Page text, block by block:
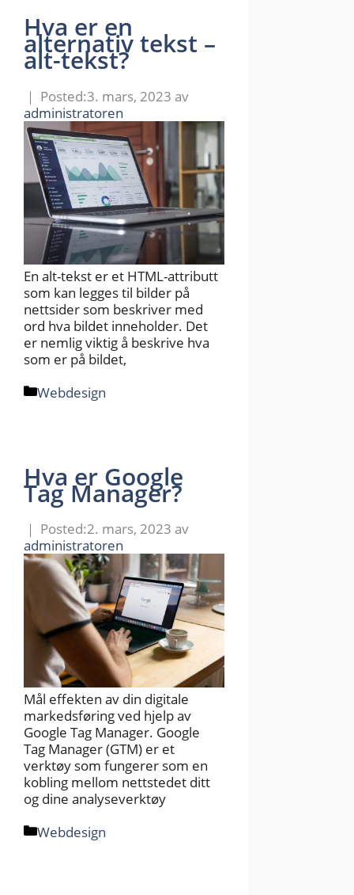
Hva er en
alternativ tekst –
alt-tekst?
3. mars, 2023 av
administratoren
En alt-tekst er et HTML-attributt
som kan legges til bilder på
nettsider som beskriver med
ord hva bildet inneholder. Det
er nemlig viktig å beskrive hva
som er på bildet,
Kategorier
Webdesign
Hva er Google
Tag Manager?
2. mars, 2023 av
administratoren
Mål effekten av din digitale
markedsføring ved hjelp av
Google Tag Manager. Google
Tag Manager (GTM) er et
verktøy som fungerer som en
kobling mellom nettstedet ditt
og dine analyseverktøy
Kategorier
Webdesign